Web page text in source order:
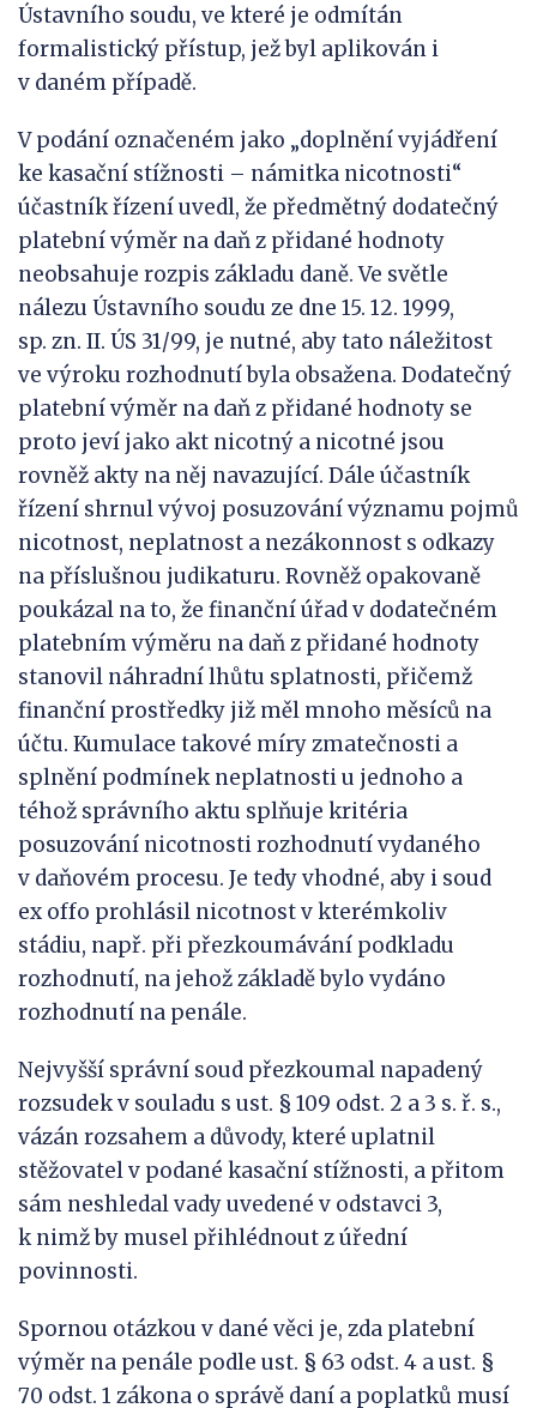
Ústavního soudu, ve které je odmítán
formalistický přístup, jež byl aplikován i
v daném případě.
V podání označeném jako „doplnění vyjádření
ke kasační stížnosti – námitka nicotnosti“
účastník řízení uvedl, že předmětný dodatečný
platební výměr na daň z přidané hodnoty
neobsahuje rozpis základu daně. Ve světle
nálezu Ústavního soudu ze dne 15. 12. 1999,
sp. zn. II. ÚS 31/99, je nutné, aby tato náležitost
ve výroku rozhodnutí byla obsažena. Dodatečný
platební výměr na daň z přidané hodnoty se
proto jeví jako akt nicotný a nicotné jsou
rovněž akty na něj navazující. Dále účastník
řízení shrnul vývoj posuzování významu pojmů
nicotnost, neplatnost a nezákonnost s odkazy
na příslušnou judikaturu. Rovněž opakovaně
poukázal na to, že finanční úřad v dodatečném
platebním výměru na daň z přidané hodnoty
stanovil náhradní lhůtu splatnosti, přičemž
finanční prostředky již měl mnoho měsíců na
účtu. Kumulace takové míry zmatečnosti a
splnění podmínek neplatnosti u jednoho a
téhož správního aktu splňuje kritéria
posuzování nicotnosti rozhodnutí vydaného
v daňovém procesu. Je tedy vhodné, aby i soud
ex offo prohlásil nicotnost v kterémkoliv
stádiu, např. při přezkoumávání podkladu
rozhodnutí, na jehož základě bylo vydáno
rozhodnutí na penále.
Nejvyšší správní soud přezkoumal napadený
rozsudek v souladu s ust. § 109 odst. 2 a 3 s. ř. s.,
vázán rozsahem a důvody, které uplatnil
stěžovatel v podané kasační stížnosti, a přitom
sám neshledal vady uvedené v odstavci 3,
k nimž by musel přihlédnout z úřední
povinnosti.
Spornou otázkou v dané věci je, zda platební
výměr na penále podle ust. § 63 odst. 4 a ust. §
70 odst. 1 zákona o správě daní a poplatků musí